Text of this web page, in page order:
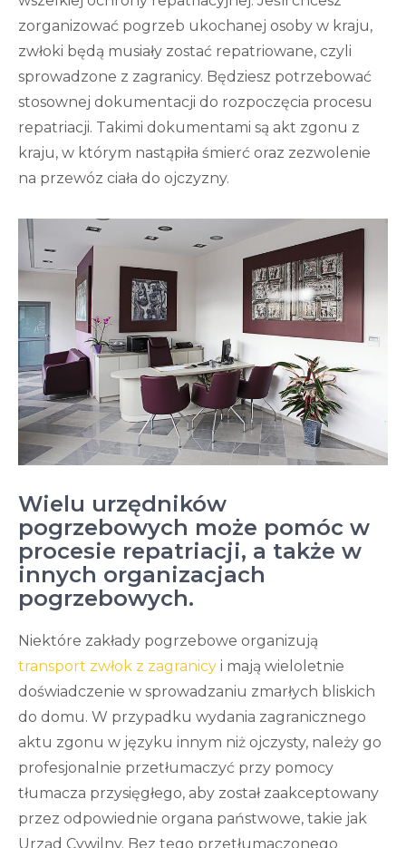
zorganizować pogrzeb ukochanej osoby w kraju,
zwłoki będą musiały zostać repatriowane, czyli
sprowadzone z zagranicy. Będziesz potrzebować
stosownej dokumentacji do rozpoczęcia procesu
repatriacji. Takimi dokumentami są akt zgonu z
kraju, w którym nastąpiła śmierć oraz zezwolenie
na przewóz ciała do ojczyzny.
Wielu urzędników
pogrzebowych może pomóc w
procesie repatriacji, a także w
innych organizacjach
pogrzebowych.
Niektóre zakłady pogrzebowe organizują
transport zwłok z zagranicy i mają wieloletnie
doświadczenie w sprowadzaniu zmarłych bliskich
do domu. W przypadku wydania zagranicznego
aktu zgonu w języku innym niż ojczysty, należy go
profesjonalnie przetłumaczyć przy pomocy
tłumacza przysięgłego, aby został zaakceptowany
przez odpowiednie organa państwowe, takie jak
Urząd Cywilny. Bez tego przetłumaczonego